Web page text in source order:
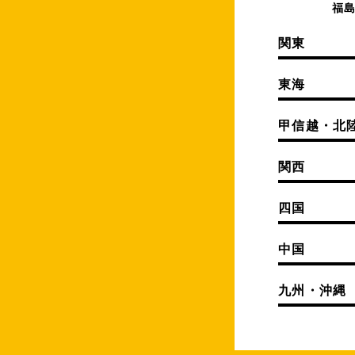
福
関東
東海
甲信越・北
関西
四国
中国
九州・沖縄